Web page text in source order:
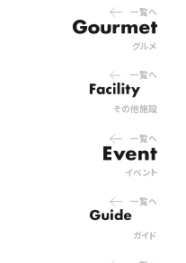
一覧へ
グルメ
一覧へ
その他施設
一覧へ
イベント
一覧へ
ガイド